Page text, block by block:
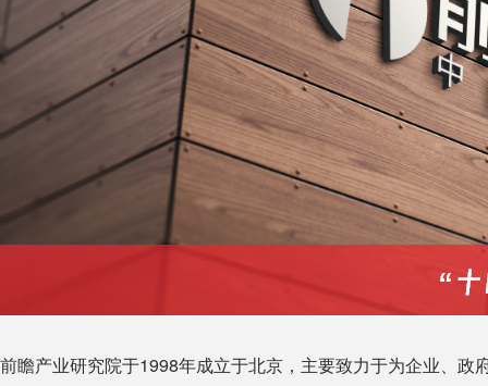
前瞻产业研究院于1998年成立于北京，主要致力于为企业、政